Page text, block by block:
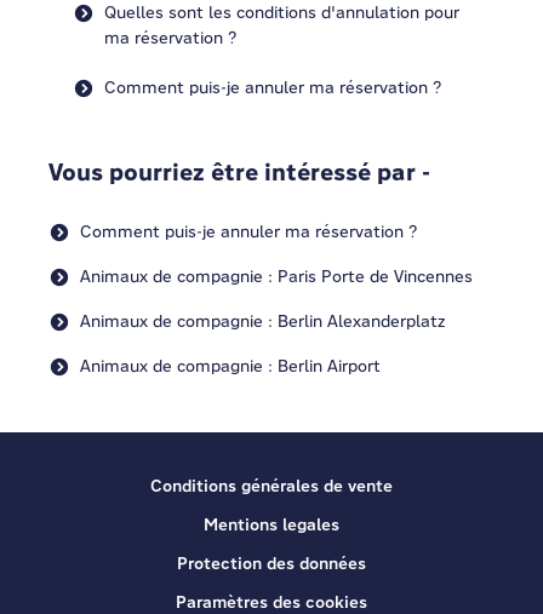
Quelles sont les conditions d'annulation pour
ma réservation ?
Comment puis-je annuler ma réservation ?
Vous pourriez être intéressé par -
Comment puis-je annuler ma réservation ?
Animaux de compagnie : Paris Porte de Vincennes
Animaux de compagnie : Berlin Alexanderplatz
Animaux de compagnie : Berlin Airport
Conditions générales de vente
Mentions legales
Protection des données
Paramètres des cookies